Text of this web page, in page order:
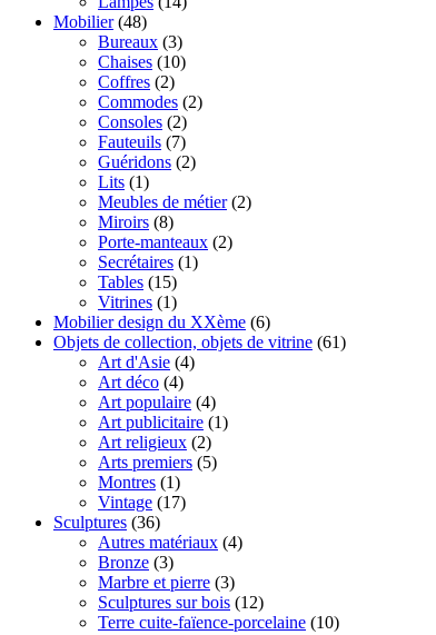
Mobilier (48)
Bureaux (3)
Chaises (10)
Coffres (2)
Commodes (2)
Consoles (2)
Fauteuils (7)
Guéridons (2)
Lits (1)
Meubles de métier (2)
Miroirs (8)
Porte-manteaux (2)
Secrétaires (1)
Tables (15)
Vitrines (1)
Mobilier design du XXème (6)
Objets de collection, objets de vitrine (61)
Art d'Asie (4)
Art déco (4)
Art populaire (4)
Art publicitaire (1)
Art religieux (2)
Arts premiers (5)
Montres (1)
Vintage (17)
Sculptures (36)
Autres matériaux (4)
Bronze (3)
Marbre et pierre (3)
Sculptures sur bois (12)
Terre cuite-faïence-porcelaine (10)